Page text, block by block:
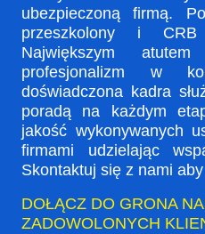
ubezpieczoną firmą.
przeszkolony i CRB
Największym
profesjonalizm w
doświadczona kadra
poradą na każdym
jakość wykonywanych
firmami udzielając
Skontaktuj się z nami
DOŁĄCZ DO GRONA
ZADOWOLONYCH